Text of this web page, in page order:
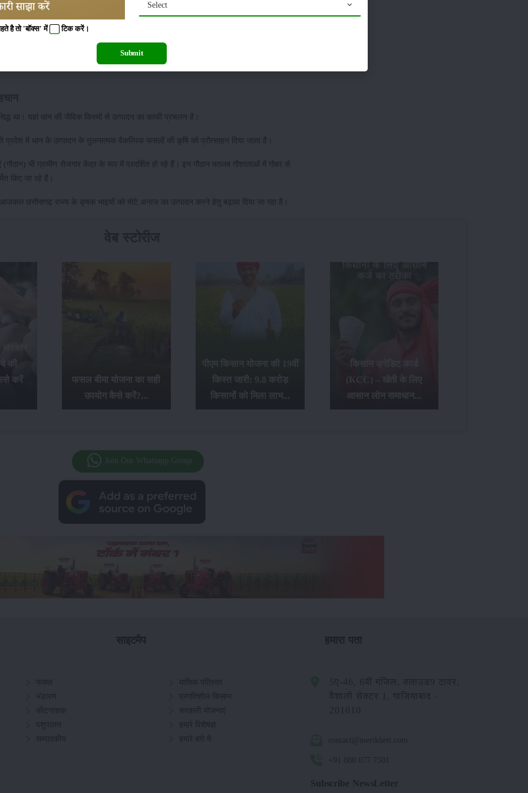
का उत्पादन किया करते हैं। चौथे स्थान पर आंध्र प्रदेश, पांचवे पर उड़ीसा, छठे स्थान पर तेलंगाना,
एवं दसवें स्थान पर असम है।
अनुकूल है। यही वजह है, कि इन राज्यों के किसान न्यूनतम एक सीजन में तो
था। यहां धान की जैविक किस्मों से उत्पादन का काफी प्रचलन है।
प्रदेश में धान के उत्पादन के तुलनात्मक वैकल्पिक फसलों की कृषि को प्रोत्साहन दिया जाता है।
भी ग्रामीण रोजगार केंद्र के रूप में प्रदर्शित हो रहे हैं। इन गौठान मतलब गौशालाओं में गोबर से
किए जा रहे हैं।
आजकल छत्तीसगढ़ राज्य के कृषक भाइयों को मोटे अनाज का उत्पादन करने हेतु बढ़ावा दिया जा रहा है।
की
करें
फसल बीमा योजना का सही
उपयोग कैसे करें?...
पीएम किसान योजना की 19वीं
किस्त जारी: 9.8 करोड़
किसानों को मिला लाभ...
किसान क्रेडिट कार्ड
(KCC) – खेती के लिए
आसान लोन समाधान...
Join Our Whatsapp Group
Select
है तो 'बॉक्स' में टिककरें।
Submit